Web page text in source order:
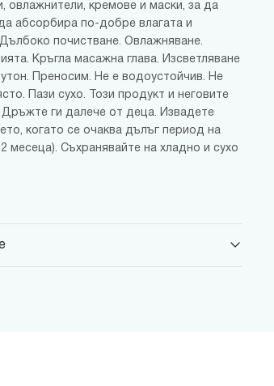
овлажнители, кремове и маски, за да
абсорбира по-добре влагата и
почистване. Овлажняване.
Кръгла масажна глава. Изсветляване
Преносим. Не е водоустойчив. Не
Пази сухо. Този продукт и неговите
Дръжте ги далече от деца. Извадете
когато се очаква дълъг период на
месеца). Съхранявайте на хладно и сухо